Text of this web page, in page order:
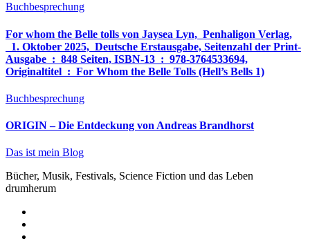
Buchbesprechung
For whom the Belle tolls von Jaysea Lyn, ‎ Penhaligon Verlag,
‎ 1. Oktober 2025, ‎ Deutsche Erstausgabe, Seitenzahl der Print-
Ausgabe ‏ : ‎ 848 Seiten, ISBN-13 ‏ : ‎ 978-3764533694,
Originaltitel ‏ : ‎ For Whom the Belle Tolls (Hell’s Bells 1)
Buchbesprechung
ORIGIN – Die Entdeckung von Andreas Brandhorst
Das ist mein Blog
Bücher, Musik, Festivals, Science Fiction und das Leben
drumherum